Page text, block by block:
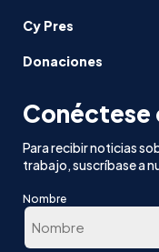
Cy Pres
Donaciones
Conéctese
Para recibir noticias
trabajo, suscríbase a
Nombre